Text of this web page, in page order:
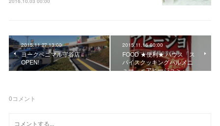
2015.11.27 13:00
ヨークベニマル守谷店
OPEN!
2015.11.16 00:00
FOOD ★便利★ ハウス「ス
パイスクッキングバルメニ
ュー ＜アヒージョ＞」
0コメント